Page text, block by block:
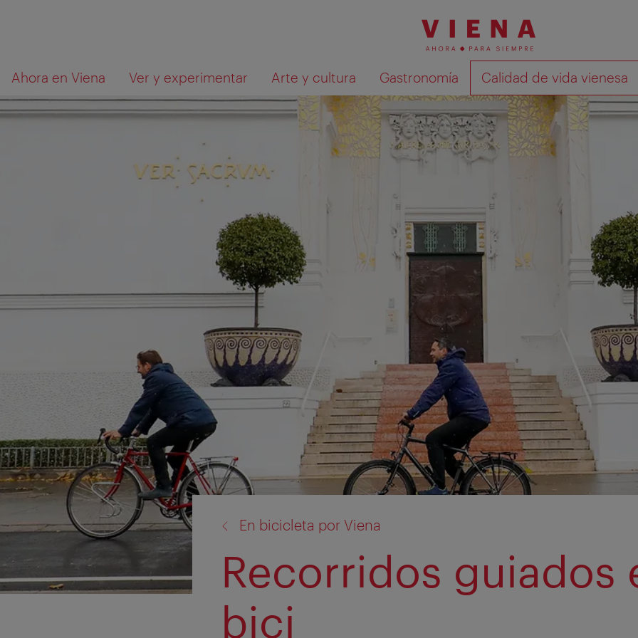
lacontenido
Ahora en Viena Ver y experimentar Arte y cultura Gastronomía Calidad de vida vienesa
Qué
está
buscando?
Mostrar resultados de la búsqueda en
En bicicleta por Viena
Recorridos guiados
bici